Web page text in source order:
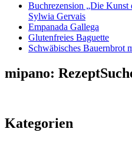
Buchrezension „Die Kunst
Sylwia Gervais
Empanada Gallega
Glutenfreies Baguette
Schwäbisches Bauernbrot
mipano:
Kategorien